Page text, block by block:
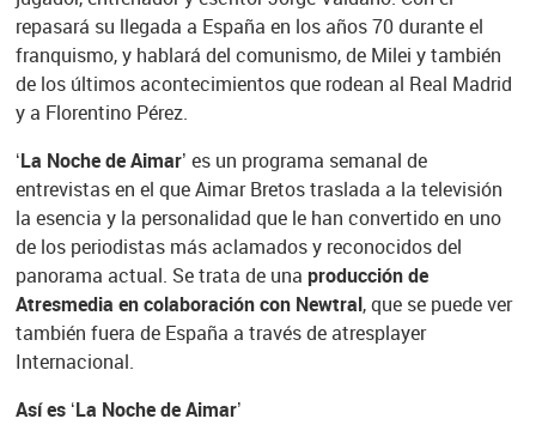
repasará su llegada a España en los años 70 durante el
franquismo, y hablará del comunismo, de Milei y también
de los últimos acontecimientos que rodean al Real Madrid
y a Florentino Pérez.
‘La Noche de Aimar’ es un programa semanal de
entrevistas en el que Aimar Bretos traslada a la televisión
la esencia y la personalidad que le han convertido en uno
de los periodistas más aclamados y reconocidos del
panorama actual. Se trata de una producción de
Atresmedia en colaboración con Newtral, que se puede ver
también fuera de España a través de atresplayer
Internacional.
Así es ‘La Noche de Aimar’